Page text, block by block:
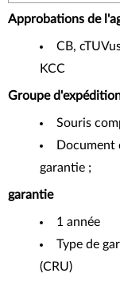
Approbations de
CB,
KCC
Groupe
Souris
garantie ;
garantie
1 année
Type de
(CRU)